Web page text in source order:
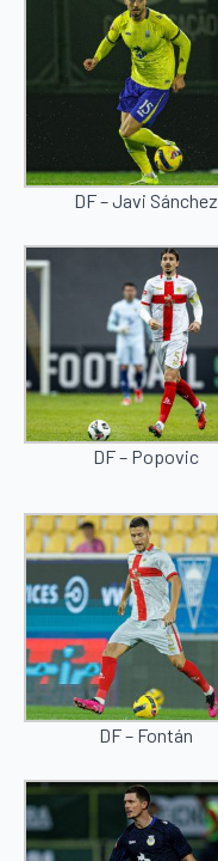
DF – Javi Sánchez
DF – Popovic
DF – Fontán